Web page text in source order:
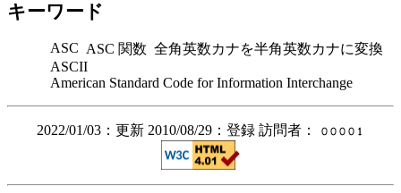
キーワード
ASC ASC 関数 全角英数カナを半角英数カナに変換
ASCII
American Standard Code for Information Interchange
2022/01/03：更新 2010/08/29：登録 訪問者：